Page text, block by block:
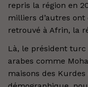
repris la région en
milliers d’autres ont
retrouvé à Afrin, la
Là, le président turc
arabes comme
maisons des